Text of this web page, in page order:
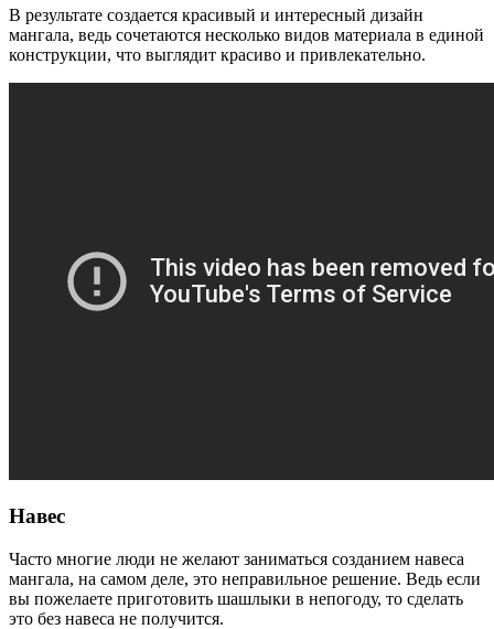
В результате создается красивый и интересный дизайн
мангала, ведь сочетаются несколько видов материала в единой
конструкции, что выглядит красиво и привлекательно.
Навес
Часто многие люди не желают заниматься созданием навеса
мангала, на самом деле, это неправильное решение. Ведь если
вы пожелаете приготовить шашлыки в непогоду, то сделать
это без навеса не получится.